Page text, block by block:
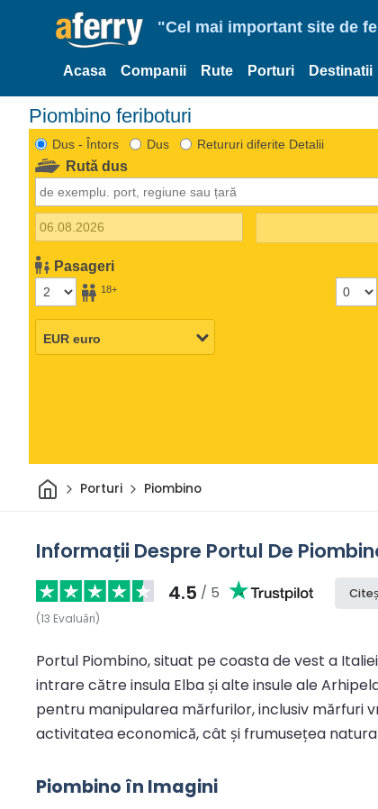
"Cel mai important site de
Acasa Companii Rute Porturi Destinatii
Piombino feriboturi
Dus - Întors Dus Retururi diferite Detalii
Rută dus
Pasageri
18+
AcasăPorturi Piombino
Informații Despre Portul De
4.5 / 5
(13 Evaluări)
Portul Piombino, situat pe coasta de vest a
intrare către insula Elba și alte insule ale
pentru manipularea mărfurilor, inclusiv mărfuri
activitatea economică, cât și frumusețea
Piombino în Imagini